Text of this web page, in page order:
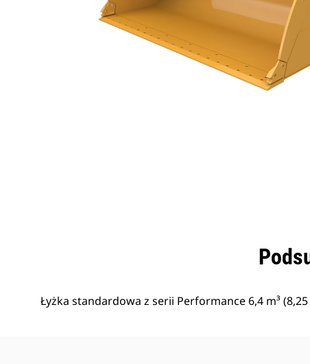
Łyżka standardowa z serii Performance 6,4 m³ (8,25